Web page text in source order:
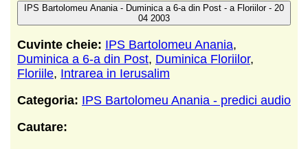
IPS Bartolomeu Anania - Duminica a 6-a din Post - a Floriilor - 20
04 2003
Cuvinte cheie: IPS Bartolomeu Anania,
Duminica a 6-a din Post, Duminica Floriilor,
Floriile, Intrarea in Ierusalim
Categoria: IPS Bartolomeu Anania - predici audio
Cautare: